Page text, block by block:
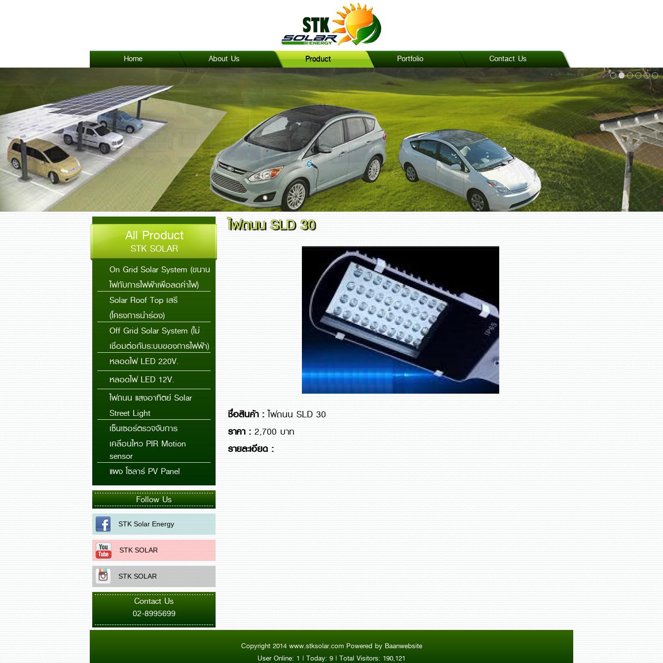
Home About Us Product Portfolio Contact Us
All Product
STK SOLAR
On Grid Solar System (ขนาน
ไฟกับการไฟฟ้าเพื่อลดค่าไฟ)
Solar Roof Top เสรี
(โครงการนำร่อง)
Off Grid Solar System (ไม่
เชื่อมต่อกับระบบของการไฟฟ้า)
หลอดไฟ LED 220V.
หลอดไฟ LED 12V.
ไฟถนน แสงอาทิตย์ Solar
Street Light
เซ็นเซอร์ตรวจจับการ
เคลื่อนไหว PIR Motion
sensor
แผง โซลาร์ PV Panel
Follow Us
STK Solar Energy
STK SOLAR
STK SOLAR
Contact Us
02-8995699
ไฟถนน SLD 30
ชื่อสินค้า : ไฟถนน SLD 30
ราคา : 2,700 บาท
รายละเอียด :
Copyright 2014 www.stksolar.com Powered by Baanwebsite
User Online: 1 | Today: 9 | Total Visitors: 190,121